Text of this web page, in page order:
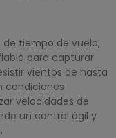
de tiempo de vuelo,
para capturar
vientos de hasta
condiciones
velocidades de
un control ágil y